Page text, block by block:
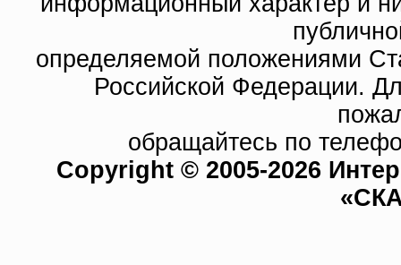
определяемой положениями
Российской Федерации.
обращайтесь по
Copyright © 2005-2026